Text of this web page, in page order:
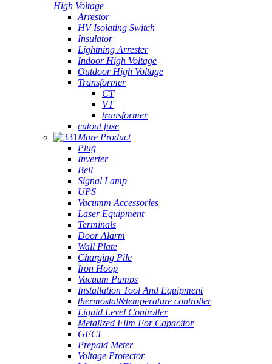
High Voltage
Arrestor
HV Isolating Switch
Insulator
Lightning Arrester
Indoor High Voltage
Outdoor High Voltage
Transformer
CT
VT
transformer
cutout fuse
More Product
Plug
Inverter
Bell
Signal Lamp
UPS
Vacumm Accessories
Laser Equipment
Terminals
Door Alarm
Wall Plate
Charging Pile
Iron Hoop
Vacuum Pumps
Installation Tool And Equipment
thermostat&temperature controller
Liquid Level Controller
Metallzed Film For Capacitor
GFCI
Prepaid Meter
Voltage Protector